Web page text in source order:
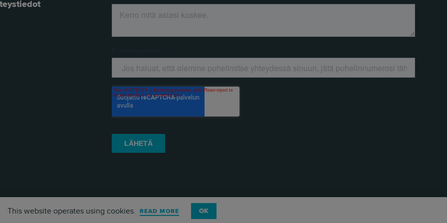
This website operates using cookies. READ MORE OK